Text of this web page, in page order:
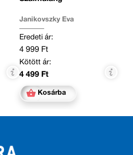
Janikovszky Éva
Eredeti ár:
4 999 Ft
Kötött ár:
4 499 Ft
Kosárba